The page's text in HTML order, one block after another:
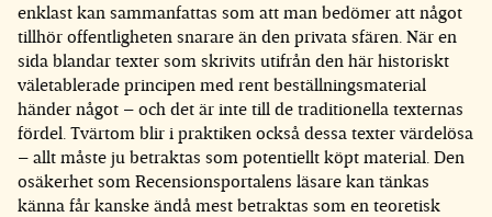
enklast kan sammanfattas som att man bedömer att något
tillhör offentligheten snarare än den privata sfären. När en
sida blandar texter som skrivits utifrån den här historiskt
väletablerade principen med rent beställningsmaterial
händer något – och det är inte till de traditionella texternas
fördel. Tvärtom blir i praktiken också dessa texter värdelösa
– allt måste ju betraktas som potentiellt köpt material. Den
osäkerhet som Recensionsportalens läsare kan tänkas
känna får kanske ändå mest betraktas som en teoretisk